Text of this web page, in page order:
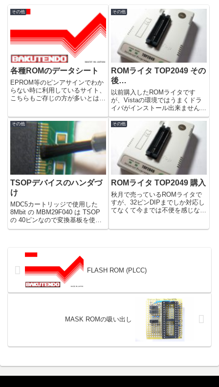
その他
各種ROMのデータシート
EPROM等のピンアサインでわか
らない時に利用しているサイト、
こちらもご存じの方が多いとは思
シュROMを手に入れたけど型番
しかわからず、ピンアサインがわ
からない時などには、とて...
その他
ROMライタ TOP2049 その
後…
以前購入したROMライタです
が、Vistaの環境ではうまくドラ
イバがインストール出来ませんで
した。 今回、ド素人さんのご
助言によって無事Vistaで認識す
ることが出来ましたので、手順を
ご紹介します。※ド素人さんの説
明をそのまま引用してます...
その他
TSOPデバイスのハンダづ
け
MDC5カートリッジで使用した
8Mbit の MBM29F040 は TSOP
の 40ピンなので変換基板を使用
しないといけないですしハンダ付
来るようになりますので恐れるこ
とはあ...
その他
ROMライタ TOP2049 購入
秋月で売っているROMライタで
すが、32ピンDIPまでしか対応し
てなくて今までは不便を感じなか
FLASH ROM (PLCC)
MASK ROMの吸い出し